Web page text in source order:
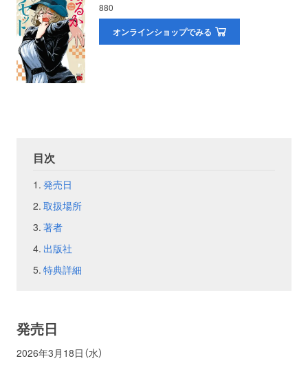
880
オンラインショップでみる
目次
発売日
取扱場所
著者
出版社
特典詳細
発売日
2026年3月18日（水）
イベント
フェア お知らせ
会社概要